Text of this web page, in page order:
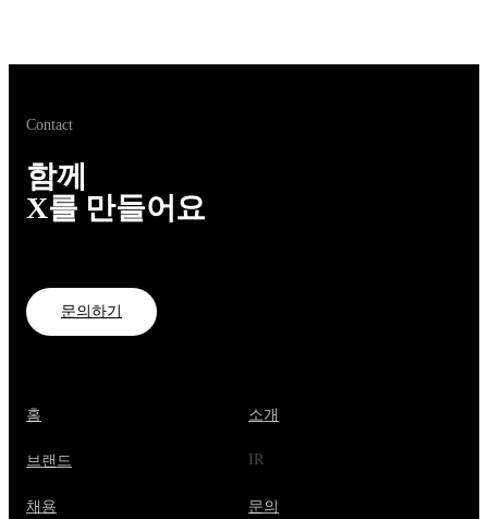
Contact
함께
X를 만들어요
문의하기
홈 소개
브랜드 IR
채용 문의